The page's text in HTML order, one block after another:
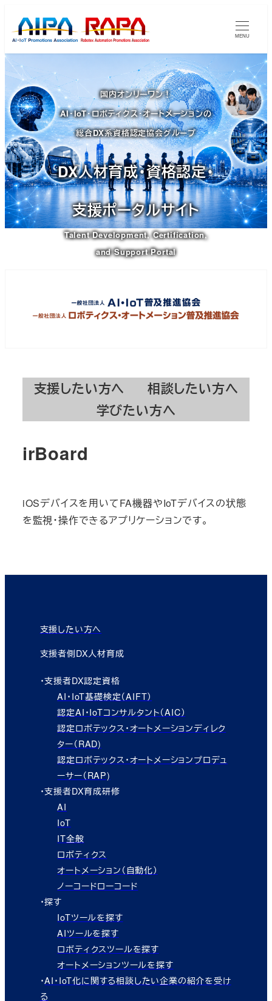
イ
ン
コ
ン
テ
ン
ツ
へ
移
動
MENU
国内オンリーワン！
AI・IoT・ロボティクス・オートメーションの
総合DX系資格認定協会グループ
DX人材育成・資格認定・
支援ポータルサイト
Talent Development, Certification,
and Support Portal
支援したい方へ
相談したい方へ
学びたい方へ
irBoard
iOSデバイスを用いてFA機器やIoTデバイスの状態
を監視・操作できるアプリケーションです。
支援したい方へ
支援者側DX人材育成
・支援者DX認定資格
AI・IoT基礎検定（AIFT）
認定AI・IoTコンサルタント（AIC）
認定ロボテックス・オートメーションディレク
ター（RAD)
認定ロボテックス・オートメーションプロデュ
ーサー（RAP)
・支援者DX育成研修
AI
IoT
IT全般
ロボティクス
オートメーション（自動化）
ノーコードローコード
・探す
IoTツールを探す
AIツールを探す
ロボティクスツールを探す
オートメーションツールを探す
・AI・IoT化に関する相談したい企業の紹介を受け
る